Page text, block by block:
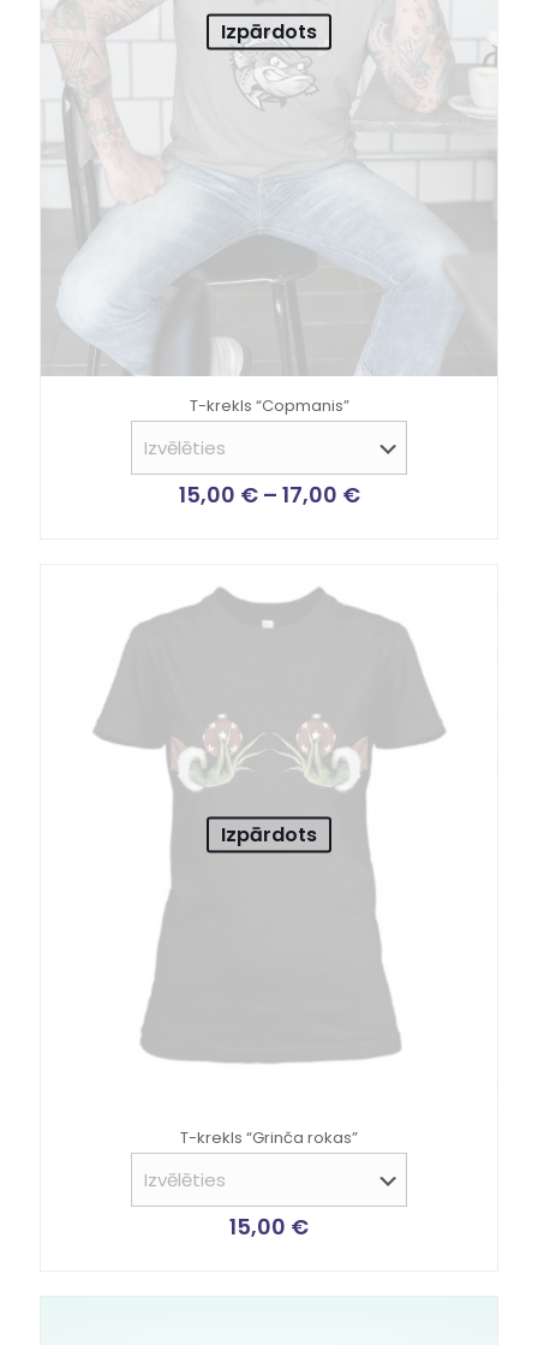
Izpārdots
T-krekls “Copmanis”
15,00 € – 17,00 €
Izpārdots
T-krekls “Grinča rokas”
15,00 €